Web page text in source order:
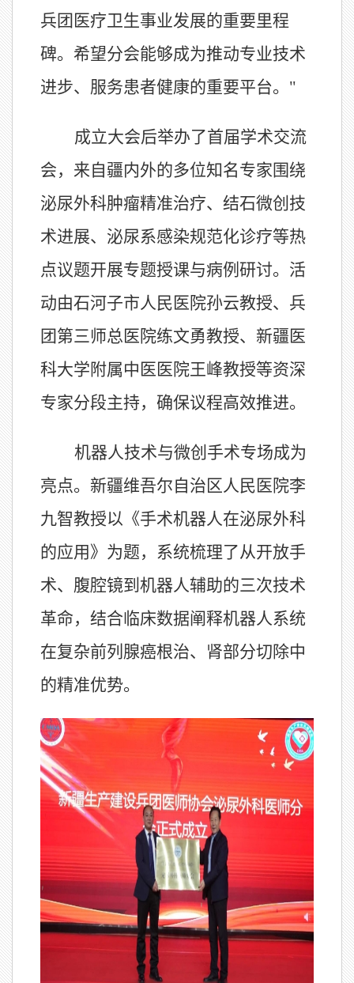
兵团医疗卫生事业发展的重要里程
碑。希望分会能够成为推动专业技术
进步、服务患者健康的重要平台。"
成立大会后举办了首届学术交流
会，来自疆内外的多位知名专家围绕
泌尿外科肿瘤精准治疗、结石微创技
术进展、泌尿系感染规范化诊疗等热
点议题开展专题授课与病例研讨。活
动由石河子市人民医院孙云教授、兵
团第三师总医院练文勇教授、新疆医
科大学附属中医医院王峰教授等资深
专家分段主持，确保议程高效推进。
机器人技术与微创手术专场成为
亮点。新疆维吾尔自治区人民医院李
九智教授以《手术机器人在泌尿外科
的应用》为题，系统梳理了从开放手
术、腹腔镜到机器人辅助的三次技术
革命，结合临床数据阐释机器人系统
在复杂前列腺癌根治、肾部分切除中
的精准优势。